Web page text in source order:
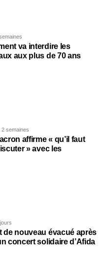
va interdire les
aux plus de 70 ans
2 semaines
affirme « qu’il faut
» avec les
de nouveau évacué après
concert solidaire d’Afida